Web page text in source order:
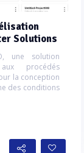
Solutions
une solution
procédés
la conception
des conditions